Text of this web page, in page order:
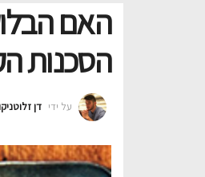
הסכנות
על ידי דן